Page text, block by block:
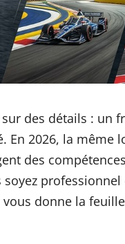
des détails : un
2026, la même
des
donne la